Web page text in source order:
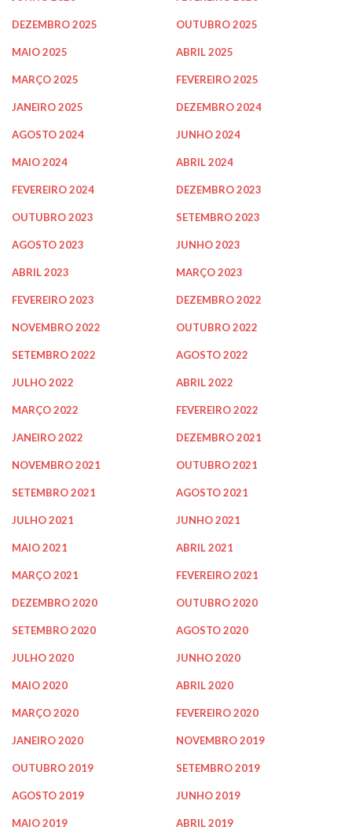
DEZEMBRO 2025 OUTUBRO 2025
MAIO 2025 ABRIL 2025
MARÇO 2025 FEVEREIRO 2025
JANEIRO 2025 DEZEMBRO 2024
AGOSTO 2024 JUNHO 2024
MAIO 2024 ABRIL 2024
FEVEREIRO 2024 DEZEMBRO 2023
OUTUBRO 2023 SETEMBRO 2023
AGOSTO 2023 JUNHO 2023
ABRIL 2023 MARÇO 2023
FEVEREIRO 2023 DEZEMBRO 2022
NOVEMBRO 2022 OUTUBRO 2022
SETEMBRO 2022 AGOSTO 2022
JULHO 2022 ABRIL 2022
MARÇO 2022 FEVEREIRO 2022
JANEIRO 2022 DEZEMBRO 2021
NOVEMBRO 2021 OUTUBRO 2021
SETEMBRO 2021 AGOSTO 2021
JULHO 2021 JUNHO 2021
MAIO 2021 ABRIL 2021
MARÇO 2021 FEVEREIRO 2021
DEZEMBRO 2020 OUTUBRO 2020
SETEMBRO 2020 AGOSTO 2020
JULHO 2020 JUNHO 2020
MAIO 2020 ABRIL 2020
MARÇO 2020 FEVEREIRO 2020
JANEIRO 2020 NOVEMBRO 2019
OUTUBRO 2019 SETEMBRO 2019
AGOSTO 2019 JUNHO 2019
MAIO 2019 ABRIL 2019